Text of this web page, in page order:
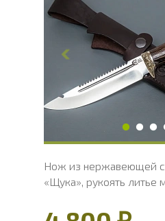
Общая длина, мм
Длина клинка, мм
Ширина клинка, мм
Толщина обуха, мм
Ширина рукояти, мм
Длина рукояти, мм
Толщина рукояти, мм
Твердость клинка, HRC
Нож из нержавеющей
«Щука», рукоять литье